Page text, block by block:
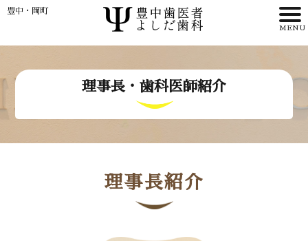
>
理事長・歯科医師紹介
豊中・岡町
理事長・ 歯科医師紹介
理事長紹介